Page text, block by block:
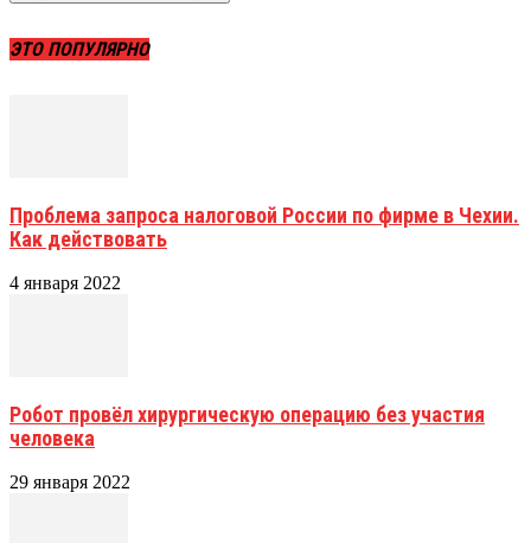
ЭТО ПОПУЛЯРНО
Проблема запроса налоговой России по фирме в Чехии.
Как действовать
4 января 2022
Робот провёл хирургическую операцию без участия
человека
29 января 2022